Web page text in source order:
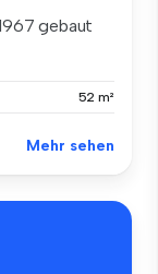
gebaut
52 m²
Mehr sehen